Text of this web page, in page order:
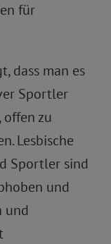
für
dass man es
Sportler
zu
Lesbische
Sportler sind
und
und